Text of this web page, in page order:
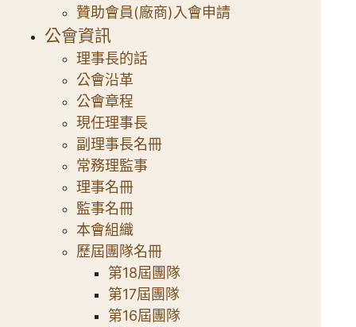
贊助會員(廠商)入會申請
公會資訊
理事長的話
公會沿革
公會章程
現任理事長
副理事長名冊
常務理監事
理事名冊
監事名冊
本會組織
歷屆團隊名冊
第18屆團隊
第17屆團隊
第16屆團隊